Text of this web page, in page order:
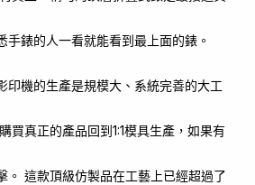
手錶的人一看就能看到最上面的錶。
印機的生產是規模大、系統完善的大工
買真正的產品回到1:1模具生產，如果有
。 這款頂級仿製品在工藝上已經超過了